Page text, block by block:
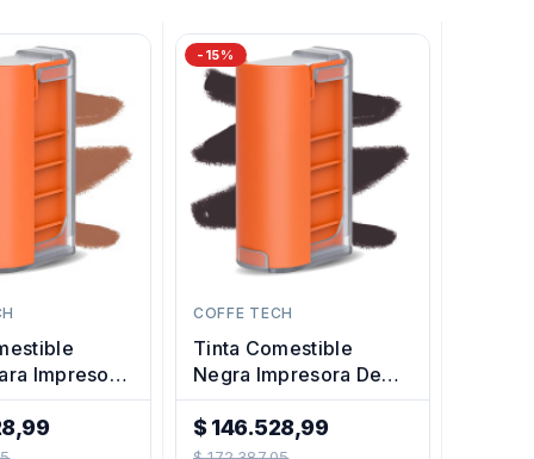
Impresora
-15%
COFFE TECH
Tinta Comestible
Negra Impresora De
Café Portátil
$ 146.528,99